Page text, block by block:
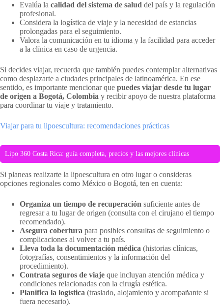
Evalúa la calidad del sistema de salud del país y la regulación
profesional.
Considera la logística de viaje y la necesidad de estancias
prolongadas para el seguimiento.
Valora la comunicación en tu idioma y la facilidad para acceder
a la clínica en caso de urgencia.
Si decides viajar, recuerda que también puedes contemplar alternativas
como desplazarte a ciudades principales de latinoamérica. En ese
sentido, es importante mencionar que puedes viajar desde tu lugar
de origen a Bogotá, Colombia y recibir apoyo de nuestra plataforma
para coordinar tu viaje y tratamiento.
Viajar para tu lipoescultura: recomendaciones prácticas
Lipo 360 Costa Rica: guía completa, precios y las mejores clínicas
Si planeas realizarte la lipoescultura en otro lugar o consideras
opciones regionales como México o Bogotá, ten en cuenta:
Organiza un tiempo de recuperación suficiente antes de
regresar a tu lugar de origen (consulta con el cirujano el tiempo
recomendado).
Asegura cobertura para posibles consultas de seguimiento o
complicaciones al volver a tu país.
Lleva toda la documentación médica (historias clínicas,
fotografías, consentimientos y la información del
procedimiento).
Contrata seguros de viaje que incluyan atención médica y
condiciones relacionadas con la cirugía estética.
Planifica la logística (traslado, alojamiento y acompañante si
fuera necesario).